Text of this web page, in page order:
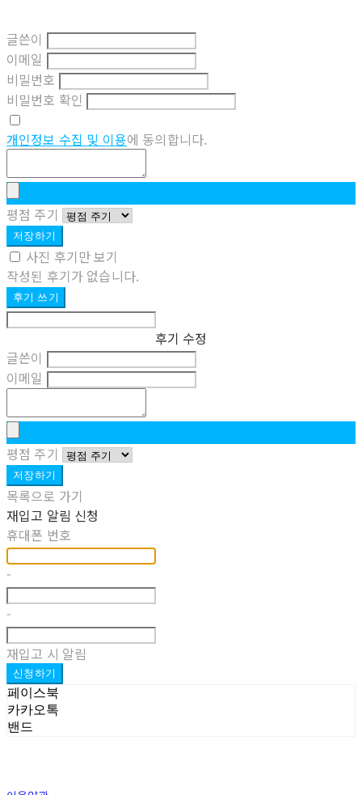
글쓴이
이메일
비밀번호
비밀번호 확인
개인정보 수집 및 이용에 동의합니다.
평점 주기
저장하기
사진 후기만 보기
작성된 후기가 없습니다.
후기 쓰기
후기 수정
글쓴이
이메일
평점 주기
저장하기
목록으로 가기
재입고 알림 신청
휴대폰 번호
-
-
재입고 시 알림
신청하기
페이스북
카카오톡
밴드